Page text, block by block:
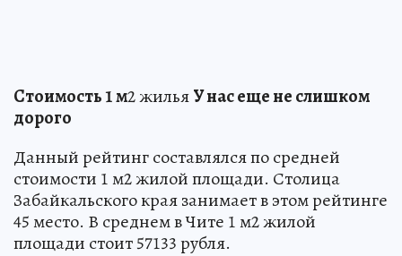
Стоимость 1 м2 жильяУ нас еще не слишком
дорого
Данный рейтинг составлялся по средней
стоимости 1 м2 жилой площади. Столица
Забайкальского края занимает в этом рейтинге
45 место. В среднем в Чите 1 м2 жилой
площади стоит 57133 рубля.